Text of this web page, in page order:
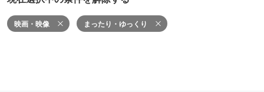
映画・映像 まったり・ゆっくり